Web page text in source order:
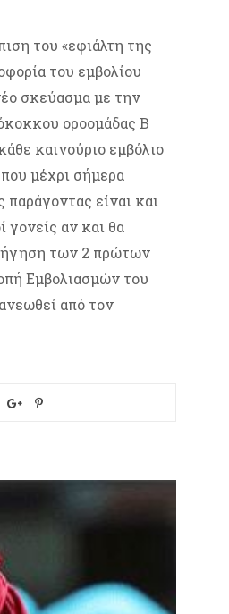
του «εφιάλτη της
του εμβολίου
σκεύασμα με την
οροομάδας B
καινούριο εμβόλιο
μέχρι σήμερα
παράγοντας είναι και
γονείς αν και θα
των 2 πρώτων
Εμβολιασμών του
από τον